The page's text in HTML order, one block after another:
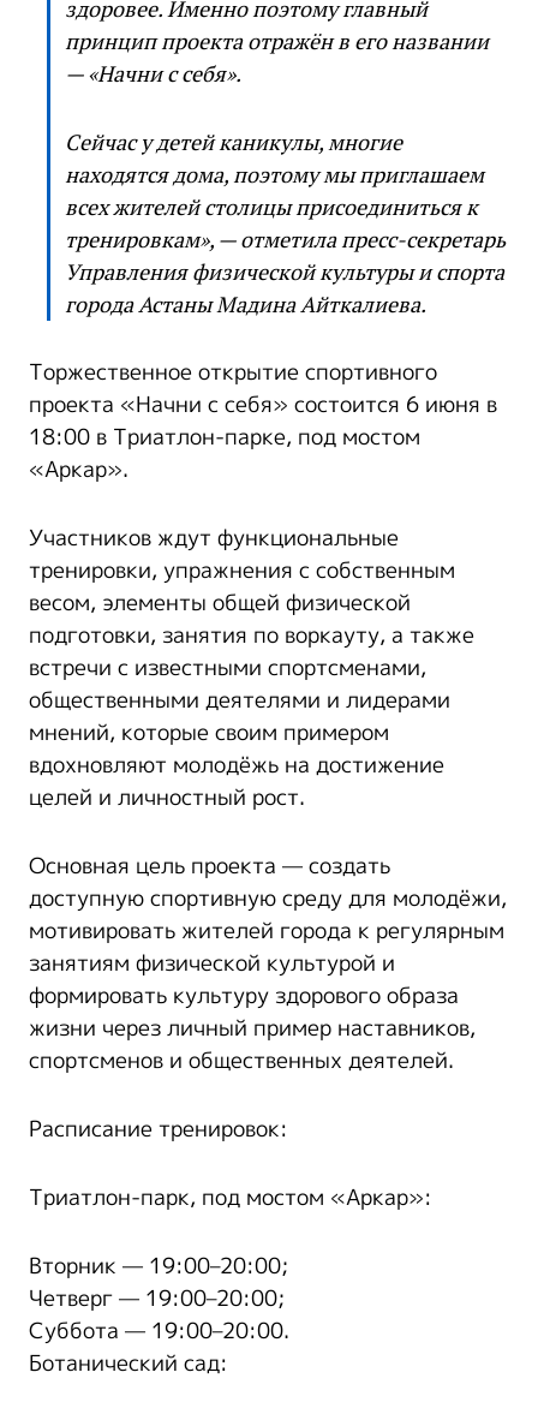
здоровее. Именно поэтому главный
принцип проекта отражён в его названии
— «Начни с себя».
Сейчас у детей каникулы, многие
находятся дома, поэтому мы приглашаем
всех жителей столицы присоединиться к
тренировкам», — отметила пресс-секретарь
Управления физической культуры и спорта
города Астаны Мадина Айткалиева.
Торжественное открытие спортивного
проекта «Начни с себя» состоится 6 июня в
18:00 в Триатлон-парке, под мостом
«Аркар».
Участников ждут функциональные
тренировки, упражнения с собственным
весом, элементы общей физической
подготовки, занятия по воркауту, а также
встречи с известными спортсменами,
общественными деятелями и лидерами
мнений, которые своим примером
вдохновляют молодёжь на достижение
целей и личностный рост.
Основная цель проекта — создать
доступную спортивную среду для молодёжи,
мотивировать жителей города к регулярным
занятиям физической культурой и
формировать культуру здорового образа
жизни через личный пример наставников,
спортсменов и общественных деятелей.
Расписание тренировок:
Триатлон-парк, под мостом «Аркар»:
Вторник — 19:00–20:00;
Четверг — 19:00–20:00;
Суббота — 19:00–20:00.
Ботанический сад: